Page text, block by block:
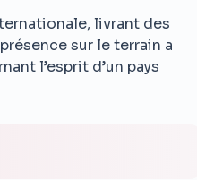
livrant des
sur le terrain a
l’esprit d’un pays